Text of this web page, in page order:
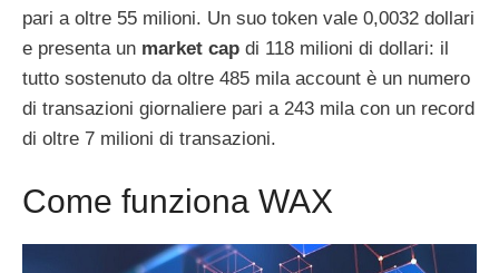
pari a oltre 55 milioni. Un suo token vale 0,0032 dollari
e presenta un market cap di 118 milioni di dollari: il
tutto sostenuto da oltre 485 mila account è un numero
di transazioni giornaliere pari a 243 mila con un record
di oltre 7 milioni di transazioni.
Come funziona WAX